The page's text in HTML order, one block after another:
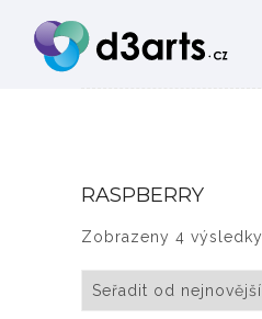
RASPBERRY
Zobrazeny 4 výsledky